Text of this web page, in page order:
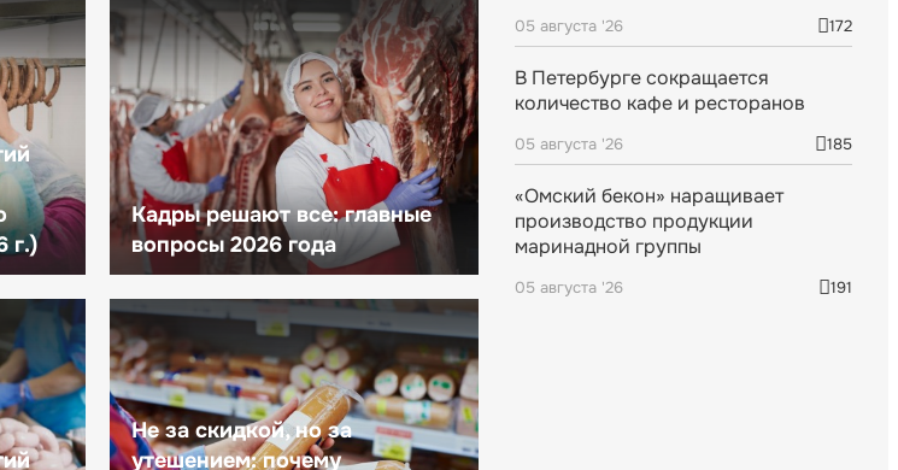
г.)
Кадры решают все: главные
вопросы 2026 года
Не за скидкой, но за
утешением: почему
05 августа '26 172
В Петербурге сокращается
количество кафе и ресторанов
05 августа '26 185
«Омский бекон» наращивает
производство продукции
маринадной группы
05 августа '26 191